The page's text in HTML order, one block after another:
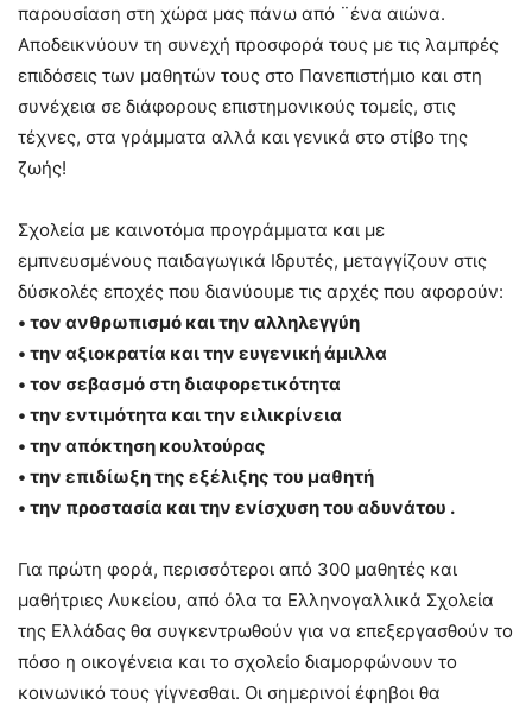
παρουσίαση στη χώρα μας πάνω από ¨ένα αιώνα.
Αποδεικνύουν τη συνεχή προσφορά τους με τις λαμπρές
επιδόσεις των μαθητών τους στο Πανεπιστήμιο και στη
συνέχεια σε διάφορους επιστημονικούς τομείς, στις
τέχνες, στα γράμματα αλλά και γενικά στο στίβο της
ζωής!
Σχολεία με καινοτόμα προγράμματα και με
εμπνευσμένους παιδαγωγικά Ιδρυτές, μεταγγίζουν στις
δύσκολές εποχές που διανύουμε τις αρχές που αφορούν:
• τον ανθρωπισμό και την αλληλεγγύη
• την αξιοκρατία και την ευγενική άμιλλα
• τον σεβασμό στη διαφορετικότητα
• την εντιμότητα και την ειλικρίνεια
• την απόκτηση κουλτούρας
• την επιδίωξη της εξέλιξης του μαθητή
• την προστασία και την ενίσχυση του αδυνάτου .
Για πρώτη φορά, περισσότεροι από 300 μαθητές και
μαθήτριες Λυκείου, από όλα τα Ελληνογαλλικά Σχολεία
της Ελλάδας θα συγκεντρωθούν για να επεξεργασθούν το
πόσο η οικογένεια και το σχολείο διαμορφώνουν το
κοινωνικό τους γίγνεσθαι. Οι σημερινοί έφηβοι θα